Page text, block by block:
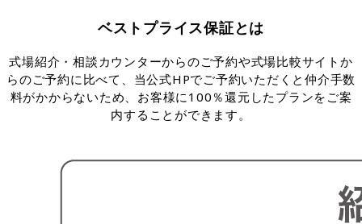
ベストプライス保証とは
式場紹介・相談カウンターからのご予約や式場比較サイトか
らのご予約に比べて、当公式HPでご予約いただくと仲介手数
料がかからないため、お客様に100％還元したプランをご案
内することができます。